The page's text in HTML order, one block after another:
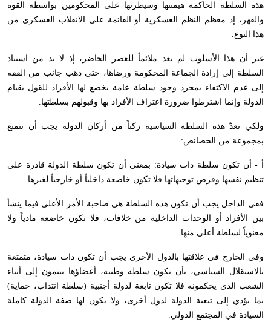
هذه السلطة الحاكمة هيمنتها وسيطرتها على المحكومين بواسطة القوة
والقهر، إذ معظم النظم العسكرية أو القائمة على الانقلاب العسكري من
هذا النوع.
غير أن هذا الأسلوب لم يعد ملائماً للعصر الحاضر، إذ لا بد من استناد
السلطة إلى إرادة الجماعة المحكومة ورضاها، حتى ذهب جانب من الفقه
إلى عدم الاكتفاء بمجرد وجود سلطة عامة يخضع لها الأفراد للقول بقيام
الدولة وإنما اشترطوا ضرورة اعتراف الأفراد بها وقبولهم بسلطتها.
ولكي تعدّ هذه السلطة السياسية ركناً من أركان الدولة يجب أن تتمتع
بمجموعة من الخصائص:
أ - أن تكون سلطة ذات سيادة: بمعنى أن تكون سلطة الدولة قادرة على
تنظيم نفسها وفرض توجيهاتها فلا تكون خاضعة داخلياً أو خارجياً لغيرها.
ففي الداخل يجب أن تكون هذه السلطة هي صاحبة الأمر الأعلى فيما ينشأ
بين الأفراد أو الوحدات الداخلية من خلافات، فلا تكون خاضعة مادياً ولا
معنوياً لسلطة أعلى منها.
وفي الخارج في علاقتها بالدول الأخرى يجب أن تكون ذات سيادة، متمتعة
بالاستقلال السياسي، بأن تكون سلطة وطنية، أعضاؤها ينتمون إلى أبناء
الشعب الذي يحكمونه فلا تكون تابعة لدولة أجنبية (سلطة انتداب، حماية)
بما يؤدي إلى تبعية الدولة لدول أخرى، ولا يكون لها صفة الدولة كاملة
السيادة في المجتمع الدولي.